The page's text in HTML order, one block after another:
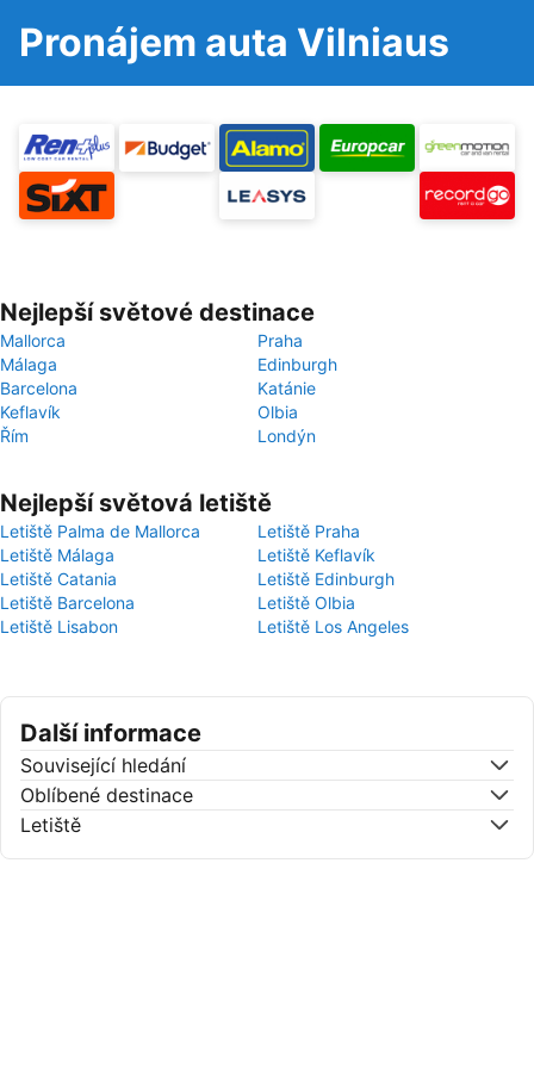
Pronájem auta Vilniaus
Nejlepší světové destinace
Mallorca
Praha
Málaga
Edinburgh
Barcelona
Katánie
Keflavík
Olbia
Řím
Londýn
Nejlepší světová letiště
Letiště Palma de Mallorca
Letiště Praha
Letiště Málaga
Letiště Keflavík
Letiště Catania
Letiště Edinburgh
Letiště Barcelona
Letiště Olbia
Letiště Lisabon
Letiště Los Angeles
Další informace
Související hledání
Oblíbené destinace
Letiště